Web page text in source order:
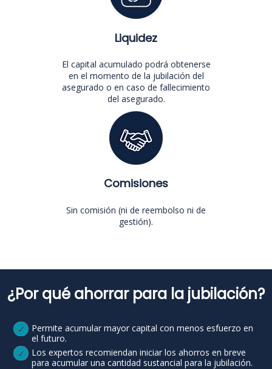
Liquidez
El capital acumulado podrá obtenerse
en el momento de la jubilación del
asegurado o en caso de fallecimiento
del asegurado.
Comisiones
Sin comisión (ni de reembolso ni de
gestión).
¿Por qué ahorrar para la jubilación?
Permite acumular mayor capital con menos esfuerzo en
el futuro.
Los expertos recomiendan iniciar los ahorros en breve
para acumular una cantidad sustancial para la jubilación.